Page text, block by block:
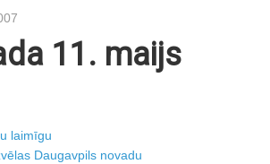
11. maijs
laimīgu
Daugavpils novadu